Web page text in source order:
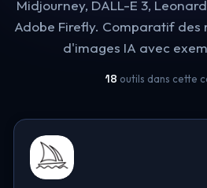
Midjourney, DALL-E 3,
Adobe Firefly. Comparatif des
d'images IA avec
18 outils dans cette